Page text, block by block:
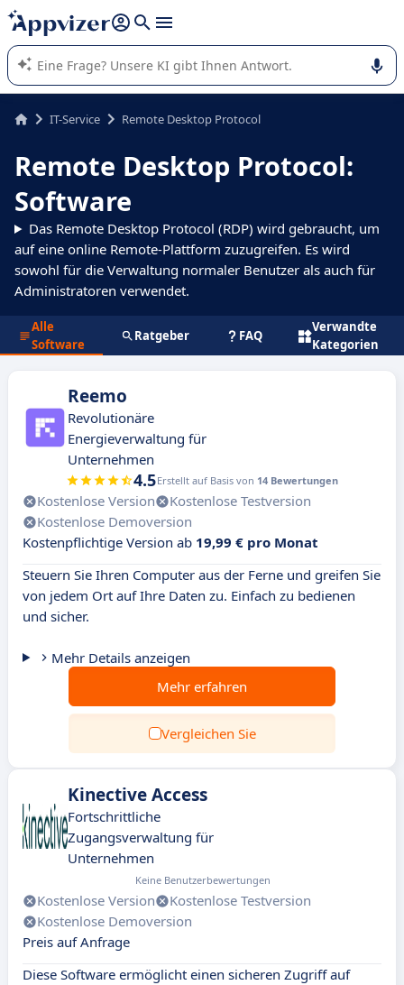
beantworten (mehrere Zeilen mit
Die KI von Appvizer führt Sie bei der Nutzung oder Auswahl
von SaaS-Software in Unternehmen.
IT-Service Remote Desktop Protocol
Remote Desktop Protocol:
Software
Das Remote Desktop Protocol (RDP) wird gebraucht, um
auf eine online Remote-Plattform zuzugreifen. Es wird
sowohl für die Verwaltung normaler Benutzer als auch für
Administratoren verwendet.
Alle
Software
Ratgeber FAQ
Verwandte
Kategorien
Reemo
Revolutionäre
Energieverwaltung für
Unternehmen
4.5Erstellt auf Basis von 14 Bewertungen
Kostenlose Version
Kostenlose Testversion
Kostenlose Demoversion
Kostenpflichtige Version ab 19,99 € pro Monat
Steuern Sie Ihren Computer aus der Ferne und greifen Sie
von jedem Ort auf Ihre Daten zu. Einfach zu bedienen
und sicher.
Mehr Details anzeigen
Mehr erfahren
Vergleichen Sie
Kinective Access
Fortschrittliche
Zugangsverwaltung für
Unternehmen
Keine Benutzerbewertungen
Kostenlose Version
Kostenlose Testversion
Kostenlose Demoversion
Preis auf Anfrage
Diese Software ermöglicht einen sicheren Zugriff auf